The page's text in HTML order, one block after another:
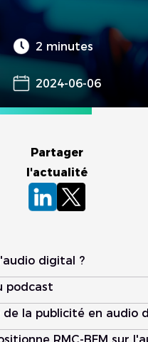
2 minutes
2024-06-06
digital ?
podcast
la publicité en audio
Partager
l'actualité